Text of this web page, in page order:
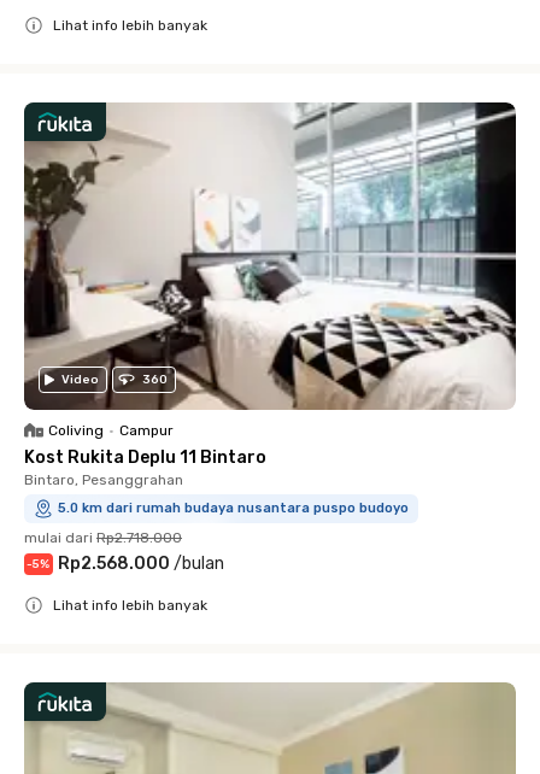
Lihat info lebih banyak
Video 360
Coliving • Campur
Kost Rukita Deplu 11 Bintaro
Bintaro, Pesanggrahan
5.0 km dari rumah budaya nusantara puspo budoyo
mulai dari Rp2.718.000
-5% Rp2.568.000 /bulan
Lihat info lebih banyak